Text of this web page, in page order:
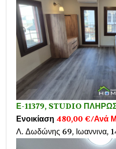
Ε-11379, STUDIO
Ενοικίαση 480,00 €/Ανά
Λ. Δωδώνης 69, Ιωαννινα,